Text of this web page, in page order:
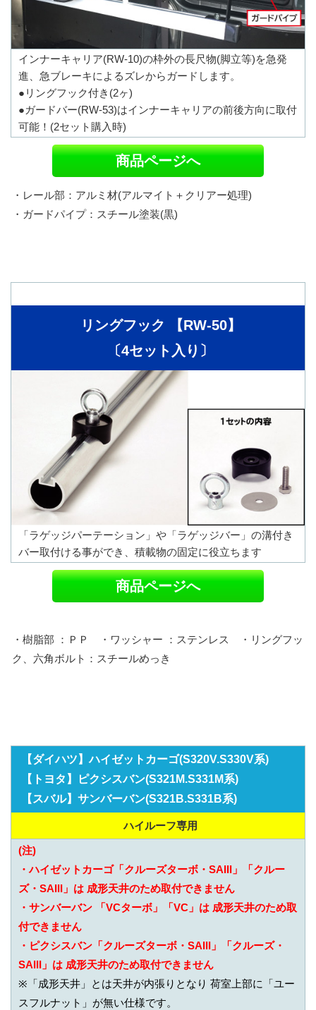
インナーキャリア(RW-10)の枠外の長尺物(脚立等)を急発
進、急ブレーキによるズレからガードします。
●リングフック付き(2ヶ)
●ガードバー(RW-53)はインナーキャリアの前後方向に取付
可能！(2セット購入時)
商品ページへ
・レール部：アルミ材(アルマイト＋クリアー処理)
・ガードパイプ：スチール塗装(黒)
リングフック 【RW-50】
〔4セット入り〕
「ラゲッジパーテーション」や「ラゲッジバー」の溝付き
バー取付ける事ができ、積載物の固定に役立ちます
商品ページへ
・樹脂部 ：ＰＰ ・ワッシャー ：ステンレス ・リングフッ
ク、六角ボルト：スチールめっき
【ダイハツ】ハイゼットカーゴ(S320V.S330V系)
【トヨタ】ピクシスバン(S321M.S331M系)
【スバル】サンバーバン(S321B.S331B系)
ハイルーフ専用
(注)
・ハイゼットカーゴ「クルーズターボ・SAIII」「クルー
ズ・SAIII」は 成形天井のため取付できません
・サンバーバン 「VCターボ」「VC」は 成形天井のため取
付できません
・ピクシスバン「クルーズターボ・SAIII」「クルーズ・
SAIII」は 成形天井のため取付できません
※「成形天井」とは天井が内張りとなり 荷室上部に「ユー
スフルナット」が無い仕様です。